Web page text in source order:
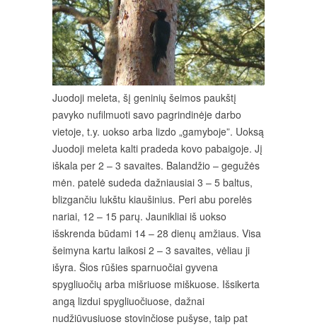
Juodoji meleta, šį geninių šeimos paukštį
pavyko nufilmuoti savo pagrindinėje darbo
vietoje, t.y. uokso arba lizdo „gamyboje”. Uoksą
Juodoji meleta kalti pradeda kovo pabaigoje. Jį
iškala per 2 – 3 savaites. Balandžio – gegužės
mėn. patelė sudeda dažniausiai 3 – 5 baltus,
blizgančiu lukštu kiaušinius. Peri abu porelės
nariai, 12 – 15 parų. Jaunikliai iš uokso
išskrenda būdami 14 – 28 dienų amžiaus. Visa
šeimyna kartu laikosi 2 – 3 savaites, vėliau ji
išyra. Šios rūšies sparnuočiai gyvena
spygliuočių arba mišriuose miškuose. Išsikerta
angą lizdui spygliuočiuose, dažnai
nudžiūvusiuose stovinčiose pušyse, taip pat